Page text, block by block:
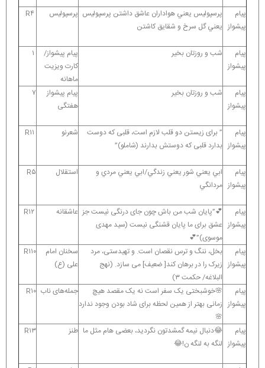
پیام
پیشواز
پرسپوليس يعني هواداران عاشق داشتن پرسپوليس
يعني گل سرخ و شقايق کاشتن
پرسپولیس
پیام
پیشواز
شب و روزتان بخیر
پیام پیشواز/
کارت ویزیت
ماهانه
پیام
پیشواز
شب و روزتان بخیر
پیام پیشواز
هفتگی
۷
پیام
پیشواز
” برای زیستن دو قلب لازم است، قلبی که دوست
بدارد قلبی که دوستش بدارند (شاملو)”
شعرنو
پیام
پیشواز
ابي يعني شور يعني زندگي/ابي يعني مردي و
مردانگي
استقلال R۵
پیام
پیشواز
💕”پایان شب من باش چون جای درنگی نیست جز
عشق برای ما پایان قشنگی نیست (سید مهدی
موسوی)”💕
عاشقانه
پیام
پیشواز
بخل، ننگ و ترس نقصان است. و تهیدستی، مرد
زیرک را در برهان کند[ ضعیف] می سازد. (نهج
البلاغه/ حکمت ۳)
سخنان امام
علی (ع)
R۱۱۰
پیام
پیشواز
🌸خوشبختی یک سفر است نه یک مقصد هیچ
زمانی بهتر از همین لحظه برای شاد بودن وجود ندارد
🌸
جمله‌های ناب R۱۰
پیام
پیشواز
😂دنبال نیمه گمشدتون نگردید، بعضی هام مثل ما
لنگه به لنگه ن!😂
طنز R۱۳